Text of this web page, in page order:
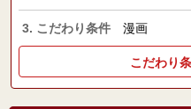
3. こだわり条件 漫画
こだわり